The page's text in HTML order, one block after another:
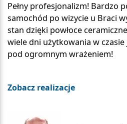
Pełny profesjonalizm! Bardzo
samochód po wizycie u Braci
stan dzięki powłoce
wiele dni użytkowania w czasie
pod ogromnym wrażeniem!
Zobacz realizacje